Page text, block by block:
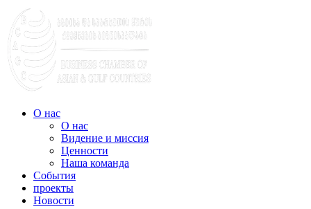
О нас
О нас
Видение и миссия
Ценности
Наша команда
События
проекты
Новости